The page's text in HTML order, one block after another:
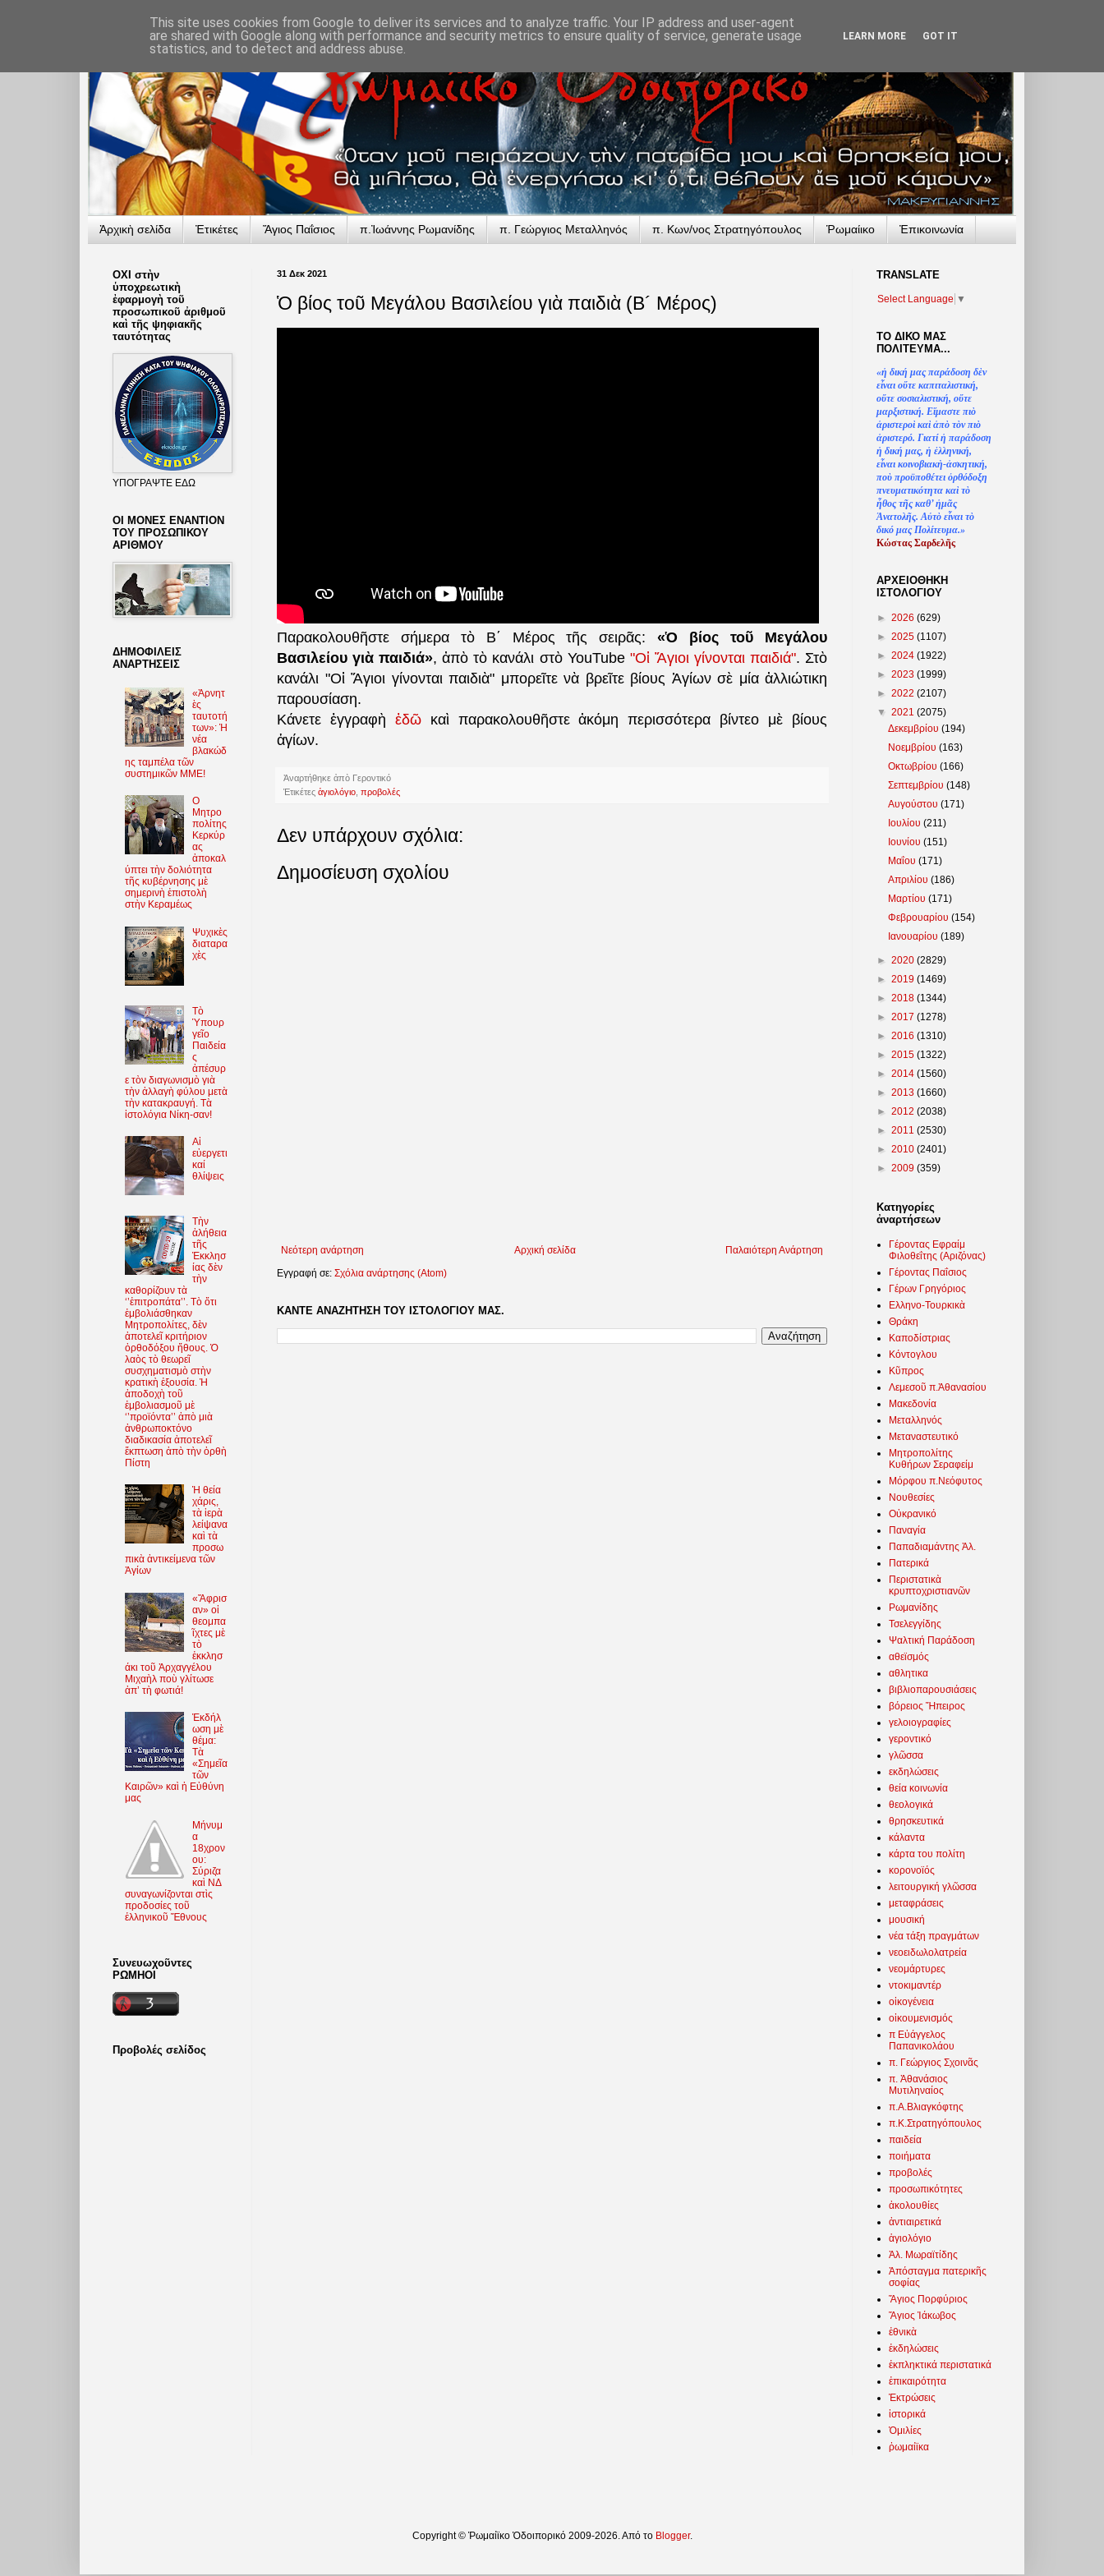
Ἀρχικὴ σελίδα Ἐτικέτες Ἅγιος Παΐσιος π.Ἰωάννης Ρωμανίδης π. Γεώργιος Μεταλληνός π. Κων/νος Στρατηγόπουλος Ῥωμαίικο Ἐπικοινωνία
31 Δεκ 2021
Ὁ βίος τοῦ Μεγάλου Βασιλείου γιὰ παιδιὰ (Β´ Μέρος)
Παρακολουθῆστε σήμερα τὸ Β΄ Μέρος τῆς σειρᾶς:«Ὁ βίος τοῦ Μεγάλου
Βασιλείου γιὰ παιδιά», ἀπὸ τὸ κανάλι στὸ YouTube "Οἱ Ἅγιοι γίνονται παιδιά". Στὸ
κανάλι "Οἱ Ἅγιοι γίνονται παιδιὰ" μπορεῖτε νὰ βρεῖτε βίους Ἁγίων σὲ μία ἀλλιώτικη
παρουσίαση.
Κάνετε ἐγγραφὴ ἐδῶκαὶ παρακολουθῆστε ἀκόμη περισσότερα βίντεο μὲ βίους
ἁγίων.
Ἀναρτήθηκε ἀπὸ Γεροντικό
Ἐτικέτες ἁγιολόγιο προβολές
Δεν υπάρχουν σχόλια:
Δημοσίευση σχολίου
Νεότερη ανάρτηση Παλαιότερη Ανάρτηση
Αρχική σελίδα
Εγγραφή σε: Σχόλια ανάρτησης (Atom)
ΚΑΝΤΕ ΑΝΑΖΗΤΗΣΗ ΤΟΥ ΙΣΤΟΛΟΓΙΟΥ ΜΑΣ.
ΟΧΙ στὴν
ὑποχρεωτικὴ
ἐφαρμογὴ τοῦ
προσωπικοῦ ἀριθμοῦ
καὶ τῆς ψηφιακῆς
ταυτότητας
ΥΠΟΓΡΑΨΤΕ ΕΔΩ
ΟΙ ΜΟΝΕΣ ΕΝΑΝΤΙΟΝ
ΤΟΥ ΠΡΟΣΩΠΙΚΟΥ
ΑΡΙΘΜΟΥ
ΔΗΜΟΦΙΛΕΙΣ
ΑΝΑΡΤΗΣΕΙΣ
«Ἀρνητ
ὲς
ταυτοτή
των»: Ἡ
νέα
βλακώδ
ης ταμπέλα τῶν
συστημικῶν ΜΜΕ!
O
Μητρο
πολίτης
Κερκύρ
ας
ἀποκαλ
ύπτει τὴν δολιότητα
τῆς κυβέρνησης μὲ
σημερινὴ ἐπιστολὴ
στὴν Κεραμέως
Ψυχικὲς
διαταρα
χὲς
Τὸ
Ὑπουρ
γεῖο
Παιδεία
ς
ἀπέσυρ
ε τὸν διαγωνισμὸ γιὰ
τὴν ἀλλαγὴ φύλου μετὰ
τὴν κατακραυγή. Τὰ
ἱστολόγια Νίκη-σαν!
Αἱ
εὐεργετι
καί
θλίψεις
Τὴν
ἀλήθεια
τῆς
Ἐκκλησ
ίας δὲν
τὴν
καθορίζουν τὰ
‘’ἐπιτροπάτα’’. Τὸ ὅτι
ἐμβολιάσθηκαν
Μητροπολίτες, δὲν
ἀποτελεῖ κριτήριον
ὀρθοδόξου ἤθους. Ὁ
λαὸς τὸ θεωρεῖ
συσχηματισμὸ στὴν
κρατικὴ ἐξουσία. Ἡ
ἀποδοχὴ τοῦ
ἐμβολιασμοῦ μὲ
‘’προϊόντα’’ ἀπὸ μιὰ
ἀνθρωποκτόνο
διαδικασία ἀποτελεῖ
ἔκπτωση ἀπὸ τὴν ὀρθὴ
Πίστη
Ἡ θεία
χάρις,
τὰ ἱερὰ
λείψανα
καὶ τὰ
προσω
πικὰ ἀντικείμενα τῶν
Ἁγίων
«Ἄφρισ
αν» οἱ
θεομπα
ῖχτες μὲ
τὸ
ἐκκλησ
άκι τοῦ Ἀρχαγγέλου
Μιχαὴλ ποὺ γλίτωσε
ἀπ’ τὴ φωτιά!
Ἐκδήλ
ωση μὲ
θέμα:
Τὰ
«Σημεῖα
τῶν
Καιρῶν» καὶ ἡ Εὐθύνη
μας
Μήνυμ
α
18χρον
ου:
Σύριζα
καὶ ΝΔ
συναγωνίζονται στὶς
προδοσίες τοῦ
ἑλληνικοῦ Ἔθνους
Συνευωχοῦντες
ΡΩΜΗΟΙ
Προβολές σελίδος
TRANSLATΕ
Select Language ▼
ΤΟ ΔΙΚΟ ΜΑΣ
ΠΟΛΙΤΕΥΜΑ...
«ἡ δική μας παράδοση δὲν
εἶναι οὔτε καπιταλιστική,
οὔτε σοσιαλιστική, οὔτε
μαρξιστική. Εἴμαστε πιὸ
ἀριστεροὶ καὶ ἀπὸ τὸν πιὸ
ἀριστερό. Γιατίἡ παράδοση
ἡ δική μας, ἡ ἑλληνική,
εἶναι κοινοβιακὴ-ἀσκητική,
ποὺ προϋποθέτει ὀρθόδοξη
πνευματικότητα καὶ τὸ
ἦθος τῆς καθ’ἠμᾶς
Ἀνατολῆς. Αὐτὸ εἶναι τὸ
δικό μας Πολίτευμα.»
Κώστας Σαρδελῆς
ΑΡΧΕΙΟΘΗΚΗ
ΙΣΤΟΛΟΓΙΟΥ
► 2026 (629)
► 2025 (1107)
► 2024 (1922)
► 2023 (1999)
► 2022 (2107)
▼ 2021 (2075)
Δεκεμβρίου(194)
Νοεμβρίου(163)
Οκτωβρίου(166)
Σεπτεμβρίου(148)
Αυγούστου(171)
Ιουλίου(211)
Ιουνίου(151)
Μαΐου(171)
Απριλίου(186)
Μαρτίου(171)
Φεβρουαρίου(154)
Ιανουαρίου(189)
► 2020 (2829)
► 2019 (1469)
► 2018 (1344)
► 2017 (1278)
► 2016 (1310)
► 2015 (1322)
► 2014 (1560)
► 2013 (1660)
► 2012 (2038)
► 2011 (2530)
► 2010 (2401)
► 2009 (359)
Κατηγορίες
ἀναρτήσεων
Γέροντας Εφραίμ
Φιλοθεΐτης (Αριζόνας)
Γέροντας Παΐσιος
Γέρων Γρηγόριος
Ελληνο-Τουρκικὰ
Θράκη
Καποδίστριας
Κόντογλου
Κῦπρος
Λεμεσοῦ π.Ἀθανασίου
Μακεδονία
Μεταλληνός
Μεταναστευτικό
Μητροπολίτης
Κυθήρων Σεραφείμ
Μόρφου π.Νεόφυτος
Νουθεσίες
Οὐκρανικό
Παναγία
Παπαδιαμάντης Ἀλ.
Πατερικά
Περιστατικὰ
κρυπτοχριστιανῶν
Ρωμανίδης
Τσελεγγίδης
Ψαλτική Παράδοση
αθεϊσμός
αθλητικα
βιβλιοπαρουσιάσεις
βόρειος Ἤπειρος
γελοιογραφίες
γεροντικό
γλῶσσα
εκδηλώσεις
θεία κοινωνία
θεολογικά
θρησκευτικά
κάλαντα
κάρτα του πολίτη
κορονοϊός
λειτουργική γλῶσσα
μεταφράσεις
μουσική
νέα τάξη πραγμάτων
νεοειδωλολατρεία
νεομάρτυρες
ντοκιμαντέρ
οἰκογένεια
οἰκουμενισμός
π Εὐάγγελος
Παπανικολάου
π. Γεώργιος Σχοινᾶς
π. Ἀθανάσιος
Μυτιληναίος
π.Α.Βλιαγκόφτης
π.Κ.Στρατηγόπουλος
παιδεία
ποιήματα
προβολές
προσωπικότητες
ἀκολουθίες
ἀντιαιρετικά
ἁγιολόγιο
Ἀλ. Μωραϊτίδης
Ἀπόσταγμα πατερικῆς
σοφίας
Ἅγιος Πορφύριος
Ἅγιος Ἰάκωβος
ἐθνικὰ
ἐκδηλώσεις
ἐκπληκτικά περιστατικά
ἐπικαιρότητα
Ἐκτρώσεις
ἱστορικά
Ὁμιλίες
ῥωμαίϊκα
Copyright © Ῥωμαίϊκο Ὁδοιπορικό 2009-2026. Από το Blogger.
This site uses cookies from Google to deliver its services and to analyze traffic. Your IP address and user-agent
are shared with Google along with performance and security metrics to ensure quality of service, generate usage
statistics, and to detect and address abuse.
LEARN MORE GOT IT